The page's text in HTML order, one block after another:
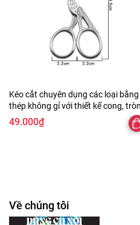
- Bước 1:Nhỏ 1 giọt keo lên
Kéo cắt chuyên dụng các loại bằng
thép không gỉ với thiết kế cong,
hình chim hạc, tỉa chân mày, nail,
49.000₫
Về chúng tôi